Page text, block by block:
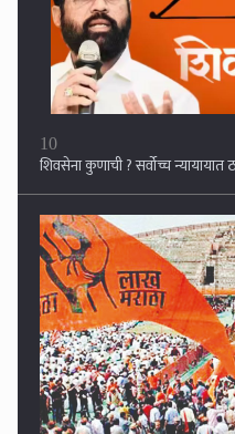
मराठा आरक्षण : अपवादात्मक
राज्य सरकारचा न्यायालयात मोठा